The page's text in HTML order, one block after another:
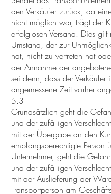
den Verkäufer zurück, da
nicht möglich war, trägt der
erfolglosen Versand. Dies
Umstand, der zur
hat, nicht zu vertreten hat
der Annahme der
sei denn, dass der Verkäufer
angemessene Zeit vorher
5.3
Grundsätzlich geht die
und der zufälligen
mit der Übergabe an den
empfangsberechtigte Person
Unternehmer, geht die
und der zufälligen
mit der Auslieferung der
Transportperson am